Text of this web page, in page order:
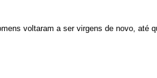
voltaram a ser virgens de novo, até